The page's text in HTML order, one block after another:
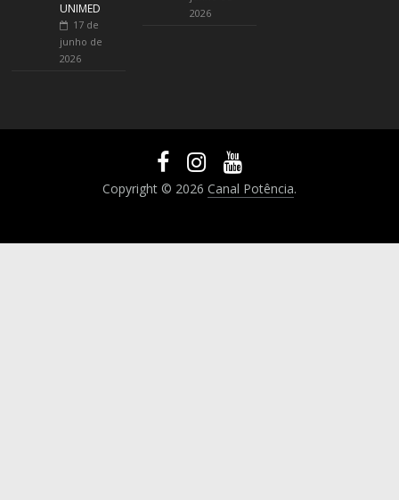
UNIMED
17 de
junho de
2026
2026
Copyright © 2026 Canal Potência.